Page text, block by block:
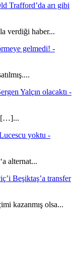
Trafford’da arı gibi
verdiği haber...
gelmedi! -
Yalçın olacaktı -
[…]...
yoktu -
alternat...
Beşiktaş’a transfer
kazanmış olsa...